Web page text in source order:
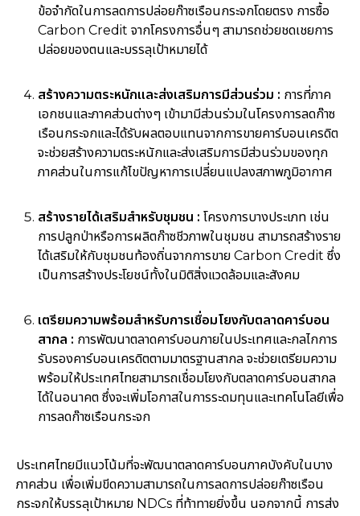
ข้อจำกัดในการลดการปล่อยก๊าซเรือนกระจกโดยตรง การซื้อ
Carbon Credit จากโครงการอื่นๆ สามารถช่วยชดเชยการ
ปล่อยของตนและบรรลุเป้าหมายได้
สร้างความตระหนักและส่งเสริมการมีส่วนร่วม : การที่ภาค
เอกชนและภาคส่วนต่างๆ เข้ามามีส่วนร่วมในโครงการลดก๊าซ
เรือนกระจกและได้รับผลตอบแทนจากการขายคาร์บอนเครดิต
จะช่วยสร้างความตระหนักและส่งเสริมการมีส่วนร่วมของทุก
ภาคส่วนในการแก้ไขปัญหาการเปลี่ยนแปลงสภาพภูมิอากาศ
สร้างรายได้เสริมสำหรับชุมชน : โครงการบางประเภท เช่น
การปลูกป่าหรือการผลิตก๊าซชีวภาพในชุมชน สามารถสร้างราย
ได้เสริมให้กับชุมชนท้องถิ่นจากการขาย Carbon Credit ซึ่ง
เป็นการสร้างประโยชน์ทั้งในมิติสิ่งแวดล้อมและสังคม
เตรียมความพร้อมสำหรับการเชื่อมโยงกับตลาดคาร์บอน
สากล : การพัฒนาตลาดคาร์บอนภายในประเทศและกลไกการ
รับรองคาร์บอนเครดิตตามมาตรฐานสากล จะช่วยเตรียมความ
พร้อมให้ประเทศไทยสามารถเชื่อมโยงกับตลาดคาร์บอนสากล
ได้ในอนาคต ซึ่งจะเพิ่มโอกาสในการระดมทุนและเทคโนโลยีเพื่อ
การลดก๊าซเรือนกระจก
ประเทศไทยมีแนวโน้มที่จะพัฒนาตลาดคาร์บอนภาคบังคับในบาง
ภาคส่วน เพื่อเพิ่มขีดความสามารถในการลดการปล่อยก๊าซเรือน
กระจกให้บรรลุเป้าหมาย NDCs ที่ท้าทายยิ่งขึ้น นอกจากนี้ การส่ง